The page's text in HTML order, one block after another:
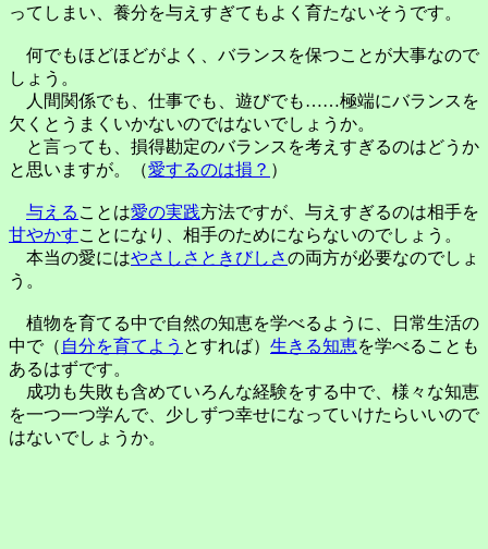
ってしまい、養分を与えすぎてもよく育たないそうです。
何でもほどほどがよく、バランスを保つことが大事なので
しょう。
人間関係でも、仕事でも、遊びでも……極端にバランスを
欠くとうまくいかないのではないでしょうか。
と言っても、損得勘定のバランスを考えすぎるのはどうか
と思いますが。（愛するのは損？ ）
与える ことは愛の実践方法ですが、与えすぎるのは相手を
甘やかすことになり、相手のためにならないのでしょう。
本当の愛にはやさしさときびしさの両方が必要なのでしょ
う。
植物を育てる中で自然の知恵を学べるように、日常生活の
中で（ 自分を育てよう とすれば） 生きる知恵を学べることも
あるはずです。
成功も失敗も含めていろんな経験をする中で、様々な知恵
を一つ一つ学んで、少しずつ幸せになっていけたらいいので
はないでしょうか。